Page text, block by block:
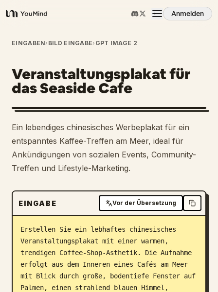
YouMind
Anmelden
Übersicht
Anwendungsfälle
Fähigkeiten
Prompts
Preise
Download
Blog
Updates
EINGABEN› BILD EINGABE› GPT IMAGE 2
Veranstaltungsplakat für
das Seaside Cafe
Ein lebendiges chinesisches Werbeplakat für ein
entspanntes Kaffee-Treffen am Meer, ideal für
Ankündigungen von sozialen Events, Community-
Treffen und Lifestyle-Marketing.
EINGABE Vor der Übersetzung
Erstellen Sie ein lebhaftes chinesisches
Veranstaltungsplakat mit einer warmen,
trendigen Coffee-Shop-Ästhetik. Die Aufnahme
erfolgt aus dem Inneren eines Cafés am Meer
mit Blick durch große, bodentiefe Fenster auf
Palmen, einen strahlend blauen Himmel,